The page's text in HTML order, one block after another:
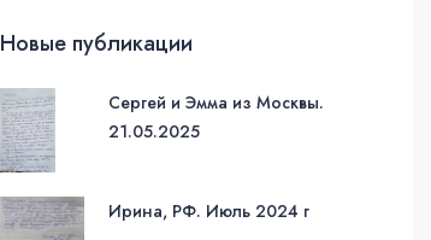
Новые публикации
Сергей и Эмма из Москвы.
21.05.2025
Ирина, РФ. Июль 2024 г